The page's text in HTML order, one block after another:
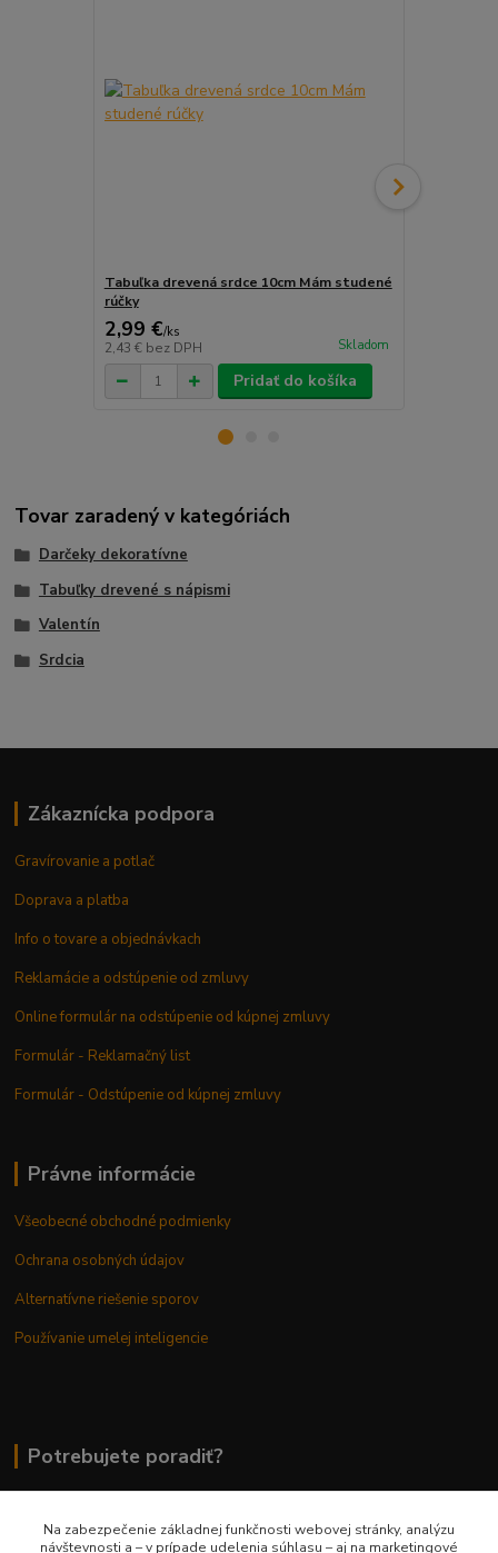
Tabuľka drevená srdce 10cm Mám studené
rúčky
2,99 €/ks
2,43 € bez DPH Skladom
Pridať do košíka
Tovar zaradený v kategóriách
Darčeky dekoratívne
Tabuľky drevené s nápismi
Valentín
Srdcia
Zákaznícka podpora
Gravírovanie a potlač
Doprava a platba
Info o tovare a objednávkach
Reklamácie a odstúpenie od zmluvy
Online formulár na odstúpenie od kúpnej zmluvy
Formulár - Reklamačný list
Formulár - Odstúpenie od kúpnej zmluvy
Právne informácie
Všeobecné obchodné podmienky
Ochrana osobných údajov
Alternatívne riešenie sporov
Používanie umelej inteligencie
Potrebujete poradiť?
0948 236 042
Na zabezpečenie základnej funkčnosti webovej stránky, analýzu
návštevnosti a – v prípade udelenia súhlasu – aj na marketingové